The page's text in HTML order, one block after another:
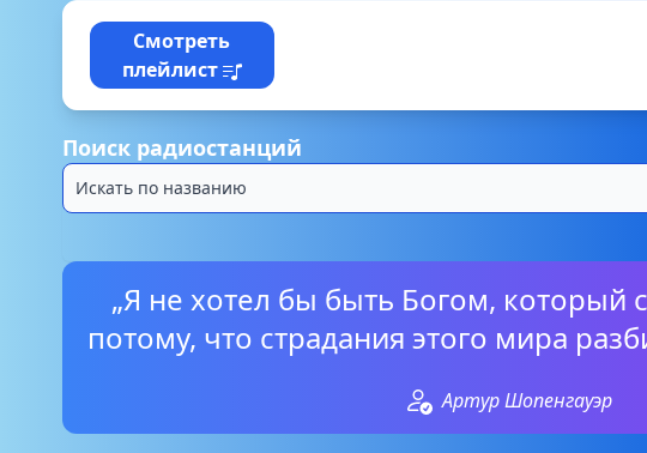
Смотреть
плейлист
Поиск радиостанций
„Я не хотел бы быть Богом, который
потому, что страдания этого мира
Артур Шопенгауэр